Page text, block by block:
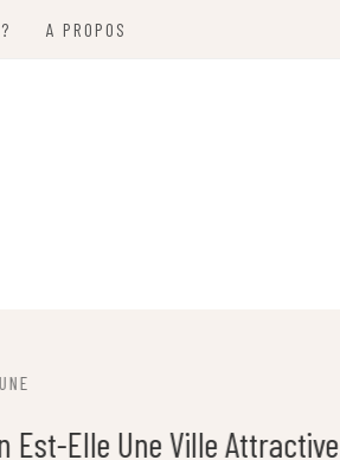
A PROPOS
Salon Vintage Lyon :